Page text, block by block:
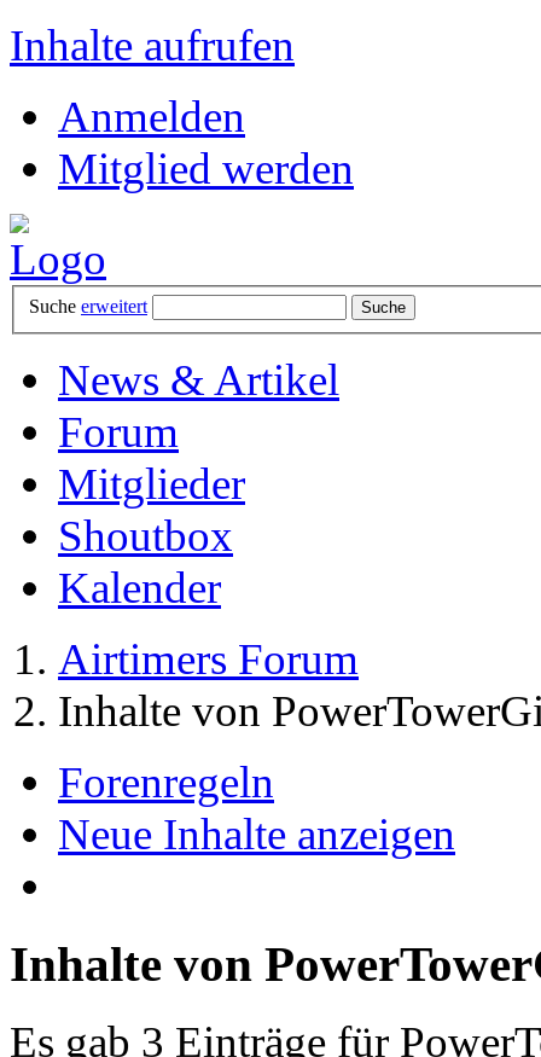
Inhalte aufrufen
Anmelden
Mitglied werden
Suche erweitert
News & Artikel
Forum
Mitglieder
Shoutbox
Kalender
Airtimers Forum
Inhalte von
Forenregeln
Neue Inhalte anzeigen
Inhalte von
Es gab 3 Einträge für